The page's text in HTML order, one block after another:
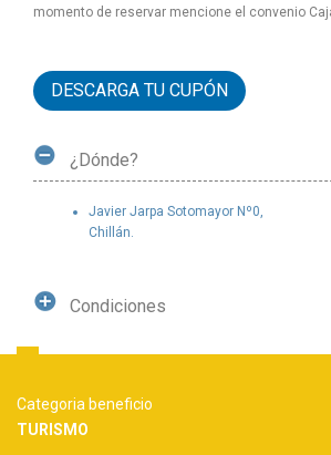
momento de reservar mencione el convenio
DESCARGA TU CUPÓN
¿Dónde?
Javier Jarpa Sotomayor Nº0,
Chillán.
Condiciones
Categoria beneficio
TURISMO